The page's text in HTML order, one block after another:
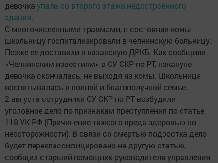
девочка упала со второго этажа недостроенного
здания.
С многочисленными травмами, в состоянии комы
школьницу госпитализировали в челнинскую больницу.
Позже ее доставили в казанскую ДРКБ. Как сообщили
«Челнинским известиям» в СУ СКР по РТ, накануне
девочка скончалась, не выходя из комы. Школьница
воспитывалась в полной и благополучной семье.
2 августа сотрудники СУ СКР по РТ возбудили
уголовное дело по признакам преступления по статье
118 УК РФ (Причинение тяжкого вреда здоровью по
неосторожности). В связи со смертью подростка дело
будет переклассифицировано на другую статью,
сообщил старший помощник руководителя управления